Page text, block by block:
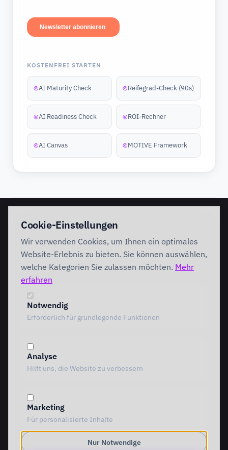
KOSTENFREI STARTEN
◎AI Maturity Check ◎Reifegrad-Check (90s)
◎AI Readiness Check ◎ROI-Rechner
◎AI Canvas ◎MOTIVE Framework
Discovery Workshop
Förderung
INTERVENTION
AI Intervention
AI Governance
Foundation
Performing
Branchenlösungen
Special Governance
METHODIK
AI Canvas
TRIARDIS-Methode
KI-Werkstatt
KI-Glossar
Cookie-Einstellungen
Wir verwenden Cookies, um Ihnen ein optimales
Website-Erlebnis zu bieten. Sie können auswählen,
welche Kategorien Sie zulassen möchten. Mehr
erfahren
Notwendig
Erforderlich für grundlegende Funktionen
Analyse
Hilft uns, die Website zu verbessern
Marketing
Für personalisierte Inhalte
Nur Notwendige